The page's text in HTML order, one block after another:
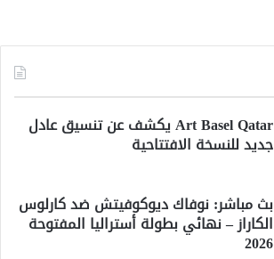
Art Basel Qatar يكشف عن تنسيق عادل
جديد للنسخة الافتتاحية
بث مباشر: نوفاك ديوكوفيتش ضد كارلوس
الكاراز – نهائي بطولة أستراليا المفتوحة
2026